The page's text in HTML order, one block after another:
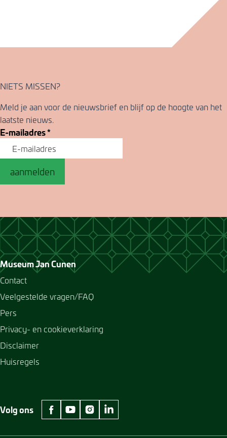
NIETS MISSEN?
Meld je aan voor de nieuwsbrief en blijf op de hoogte van het
laatste nieuws.
E-mailadres*
aanmelden
Museum Jan Cunen
Contact
Veelgestelde vragen/FAQ
Pers
Privacy- en cookieverklaring
Disclaimer
Huisregels
Volg ons
facebook Museum Jan Cunen
youtube Museum Jan Cunen
instagram Museum Jan Cunen
linkedin Museum Jan Cunen